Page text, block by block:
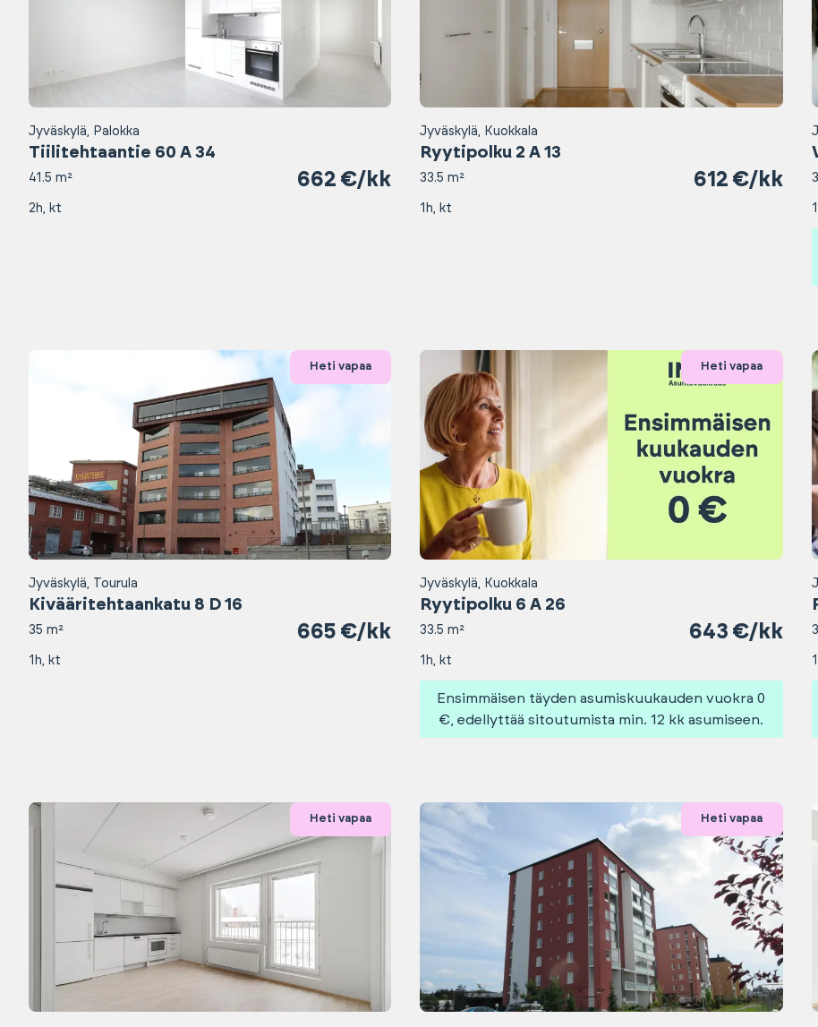
Jyväskylä, Palokka
Tiilitehtaantie 60 A 34
41.5 m² 662 €/kk
2h, kt
Jyväskylä, Kuokkala
Ryytipolku 2 A 13
33.5 m² 612 €/kk
1h, kt
Heti vapaa
Jyväskylä, Tourula
Kivääritehtaankatu 8 D 16
35 m² 665 €/kk
1h, kt
Heti vapaa
Jyväskylä, Kuokkala
Ryytipolku 6 A 26
33.5 m² 643 €/kk
1h, kt
Ensimmäisen täyden asumiskuukauden vuokra 0
€, edellyttää sitoutumista min. 12 kk asumiseen.
Heti vapaa Heti vapaa